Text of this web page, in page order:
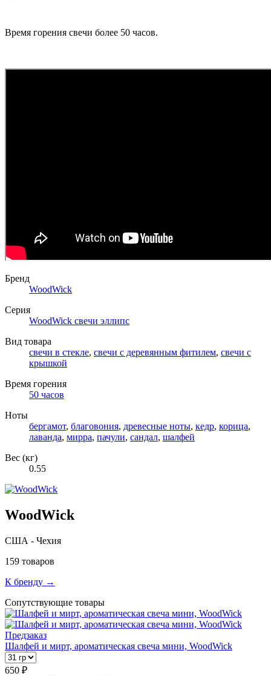
Время горения свечи более 50 часов.
Бренд
WoodWick
Серия
WoodWick свечи эллипс
Вид товара
свечи в стекле, свечи с деревянным фитилем, свечи с
крышкой
Время горения
50 часов
Ноты
бергамот, благовония, древесные ноты, кедр, корица,
лаванда, мирра, пачули, сандал, шалфей
Вес (кг)
0.55
WoodWick
США - Чехия
159 товаров
К бренду →
Сопутствующие товары
Предзаказ
Шалфей и мирт, ароматическая свеча мини, WoodWick
650 ₽